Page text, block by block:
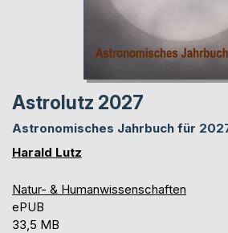
Astrolutz 2027
Astronomisches Jahrbuch für
Harald Lutz
Natur- & Humanwissenschaften
ePUB
33,5 MB